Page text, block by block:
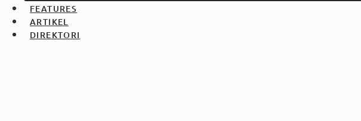
FEATURES
ARTIKEL
DIREKTORI